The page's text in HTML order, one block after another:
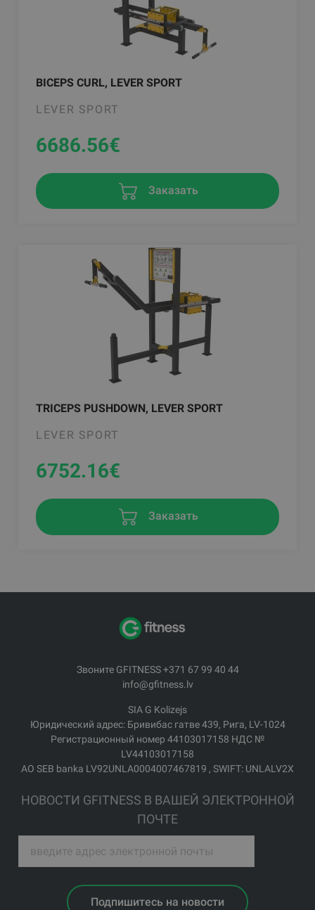
BICEPS CURL, LEVER SPORT
LEVER SPORT
6686.56€
Заказать
TRICEPS PUSHDOWN, LEVER SPORT
LEVER SPORT
6752.16€
Заказать
Звоните GFITNESS +371 67 99 40 44
info@gfitness.lv
SIA G Kolizejs
Юридический адрес: Бривибас гатве 439, Рига, LV-1024
Регистрационный номер 44103017158 НДС №
LV44103017158
АО SEB banka LV92UNLA0004007467819 , SWIFT: UNLALV2X
НОВОСТИ GFITNESS В ВАШЕЙ ЭЛЕКТРОННОЙ
ПОЧТЕ
Подпишитесь на новости